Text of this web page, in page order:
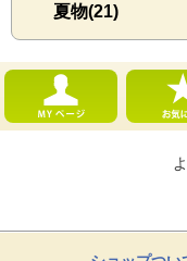
夏物(21)